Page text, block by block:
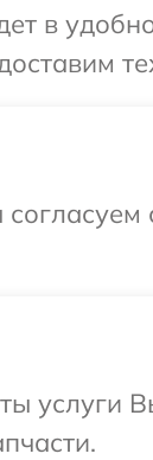
в
услуги